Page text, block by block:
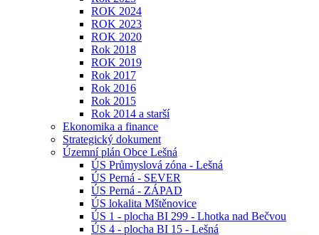
ROK 2024
ROK 2023
ROK 2020
Rok 2018
ROK 2019
Rok 2017
Rok 2016
Rok 2015
Rok 2014 a starší
Ekonomika a finance
Strategický dokument
Územní plán Obce Lešná
ÚS Průmyslová zóna - Lešná
ÚS Perná - SEVER
ÚS Perná - ZÁPAD
ÚS lokalita Mštěnovice
ÚS 1 - plocha BI 299 - Lhotka nad Bečvou
ÚS 4 - plocha BI 15 - Lešná